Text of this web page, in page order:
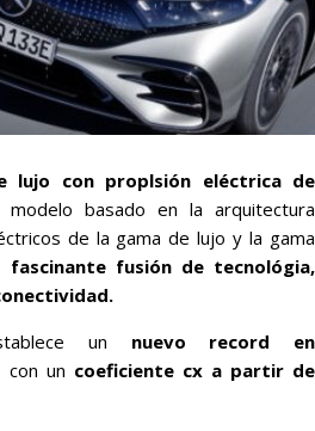
lujo con proplsión eléctrica de
basado en la arquitectura
de la gama de lujo y la gama
fascinante fusión de tecnológia,
un nuevo record en
con un coeficiente cx a partir de